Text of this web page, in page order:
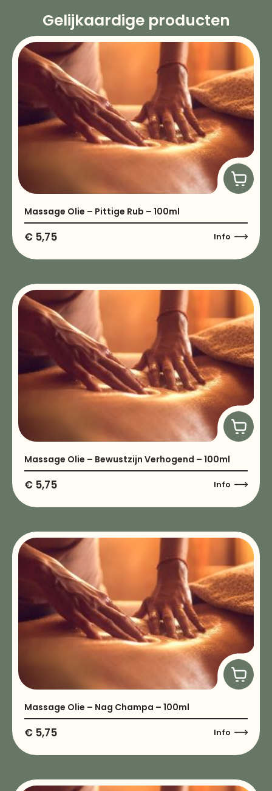
Gelijkaardige producten
Massage Olie – Pittige Rub – 100ml
€ 5,75 Info
Massage Olie – Bewustzijn Verhogend – 100ml
€ 5,75 Info
Massage Olie – Nag Champa – 100ml
€ 5,75 Info